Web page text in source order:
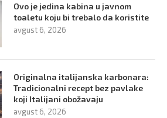
Ovo je jedina kabina u javnom
toaletu koju bi trebalo da koristite
avgust 6, 2026
Originalna italijanska karbonara:
Tradicionalni recept bez pavlake
koji Italijani obožavaju
avgust 6, 2026